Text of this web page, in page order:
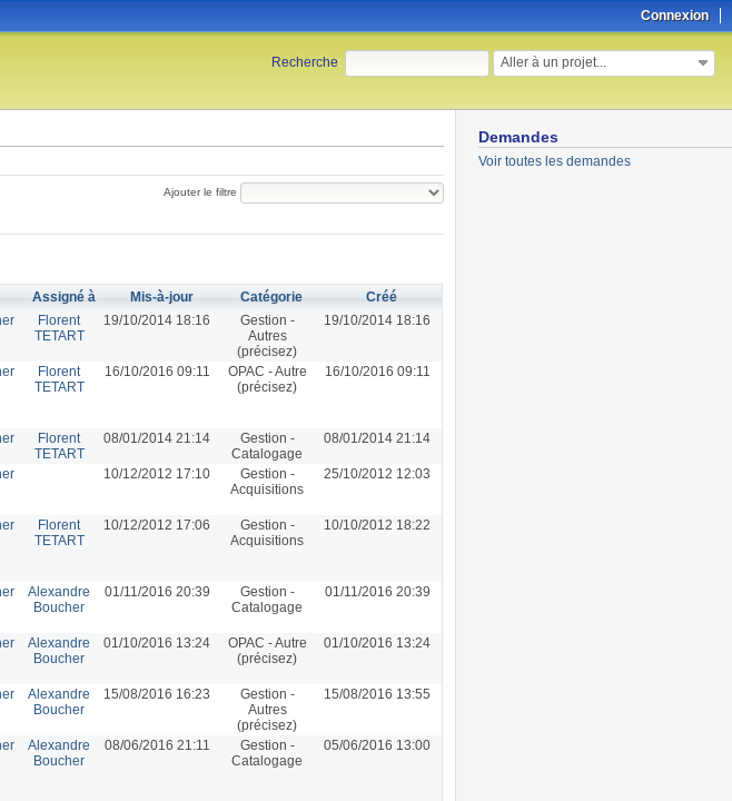
Connexion
Recherche: Aller à un projet...
Demandes
Voir toutes les demandes
Ajouter le filtre
Assigné à Mis-à-jour Catégorie
Créé
Florent
TETART
19/10/2014 18:16
Gestion -
Autres
(précisez)
19/10/2014 18:16
Florent
TETART
16/10/2016 09:11
OPAC - Autre
(précisez)
16/10/2016 09:11
Florent
TETART
08/01/2014 21:14
Gestion -
Catalogage
08/01/2014 21:14
10/12/2012 17:10
Gestion -
Acquisitions
25/10/2012 12:03
Florent
TETART
10/12/2012 17:06
Gestion -
Acquisitions
10/10/2012 18:22
Alexandre
Boucher
01/11/2016 20:39
Gestion -
Catalogage
01/11/2016 20:39
Alexandre
Boucher
01/10/2016 13:24
OPAC - Autre
(précisez)
01/10/2016 13:24
Alexandre
Boucher
15/08/2016 16:23
Gestion -
Autres
(précisez)
15/08/2016 13:55
Alexandre
Boucher
08/06/2016 21:11
Gestion -
Catalogage
05/06/2016 13:00